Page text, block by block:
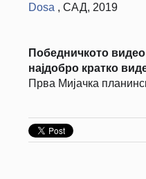
Dosa , САД, 2019
Победничкото
најдобро кратко
Прва Мијачка